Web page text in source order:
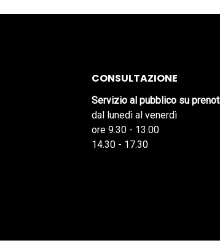
CONSULTAZIONE
Servizio al pubblico su
dal lunedì al venerdì
ore 9.30 - 13.00
14.30 - 17.30